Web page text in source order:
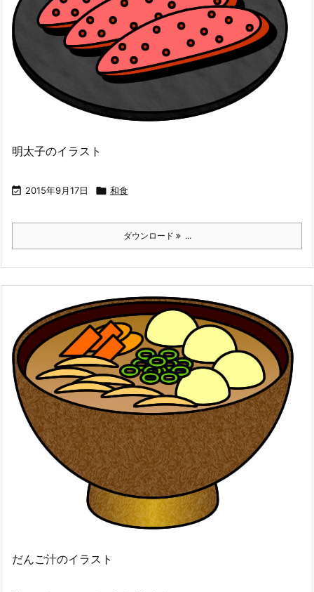
明太子のイラスト
 2015年9月17日  和食
ダウンロード ...
だんご汁のイラスト